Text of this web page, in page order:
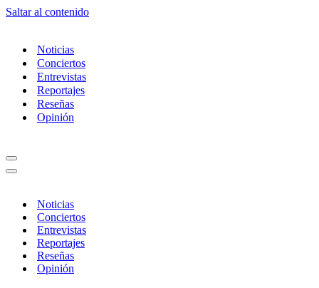
Saltar al contenido
Noticias
Conciertos
Entrevistas
Reportajes
Reseñas
Opinión
Menú
de
Menú
Noticias
Conciertos
Entrevistas
Reportajes
Reseñas
Opinión